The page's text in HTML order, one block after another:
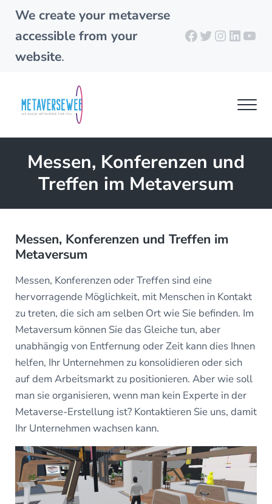
Skip to main content
Skip to header right navigation
Skip to site footer
We create your metaverse
accessible from your
website.
Facebook
Twitter
metaverseweb.cloud
Building your metaverse
Messen, Konferenzen und
Treffen im Metaversum
Messen, Konferenzen und Treffen im
Metaversum
Messen, Konferenzen oder Treffen sind eine
hervorragende Möglichkeit, mit Menschen in Kontakt
zu treten, die sich am selben Ort wie Sie befinden. Im
Metaversum können Sie das Gleiche tun, aber
unabhängig von Entfernung oder Zeit kann dies Ihnen
helfen, Ihr Unternehmen zu konsolidieren oder sich
auf dem Arbeitsmarkt zu positionieren. Aber wie soll
man sie organisieren, wenn man kein Experte in der
Metaverse-Erstellung ist? Kontaktieren Sie uns, damit
Ihr Unternehmen wachsen kann.